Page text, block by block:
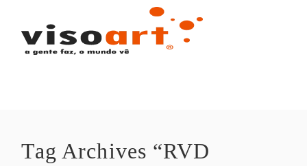
Tag Archives “RVD